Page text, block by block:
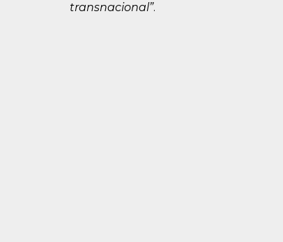
transnacional”.